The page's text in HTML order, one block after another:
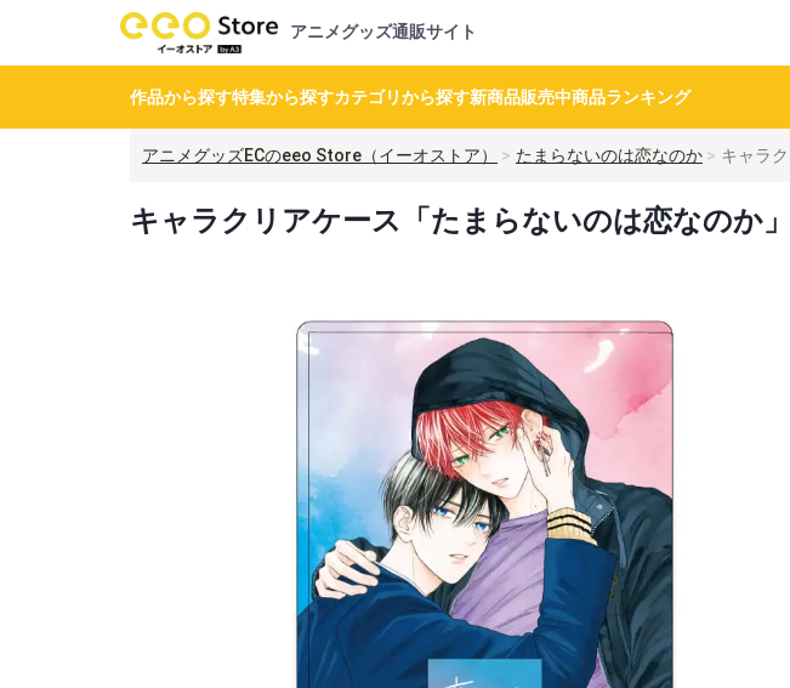
アニメグッズ通販サイト
作品から探す特集から探すカテゴリから探す新商品販売中商品ランキング
アニメグッズECのeeo Store（イーオストア） たまらないのは恋なのか キャラ
キャラクリアケース「たまらないのは恋なのか